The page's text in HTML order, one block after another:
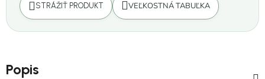
STRÁŽIŤ PRODUKT VEĽKOSTNÁ TABUĽKA
Popis